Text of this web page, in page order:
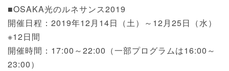
■OSAKA光のルネサンス2019
開催日程：2019年12月14日（土）～12月25日（水）
※12日間
開催時間：17:00～22:00（一部プログラムは16:00～
23:00）